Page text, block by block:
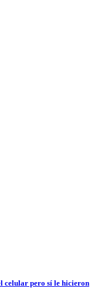
celular pero sí le hicieron